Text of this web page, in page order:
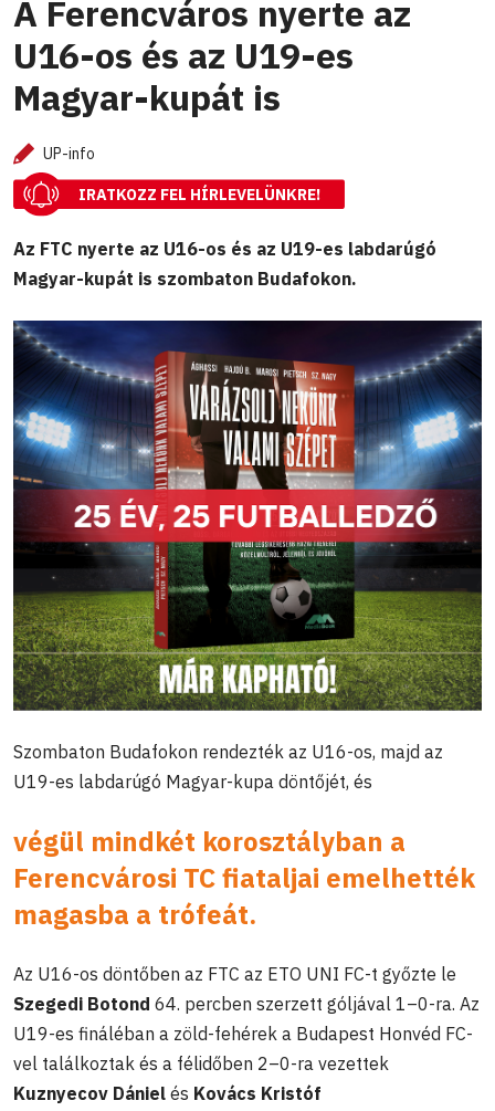
A Ferencváros nyerte az
U16-os és az U19-es
Magyar-kupát is
UP-info
IRATKOZZ FEL HÍRLEVELÜNKRE!
Az FTC nyerte az U16-os és az U19-es labdarúgó
Magyar-kupát is szombaton Budafokon.
Szombaton Budafokon rendezték az U16-os, majd az
U19-es labdarúgó Magyar-kupa döntőjét, és
végül mindkét korosztályban a
Ferencvárosi TC fiataljai emelhették
magasba a trófeát.
Az U16-os döntőben az FTC az ETO UNI FC-t győzte le
Szegedi Botond 64. percben szerzett góljával 1–0-ra. Az
U19-es fináléban a zöld-fehérek a Budapest Honvéd FC-
vel találkoztak és a félidőben 2–0-ra vezettek
Kuznyecov Dániel és Kovács Kristóf